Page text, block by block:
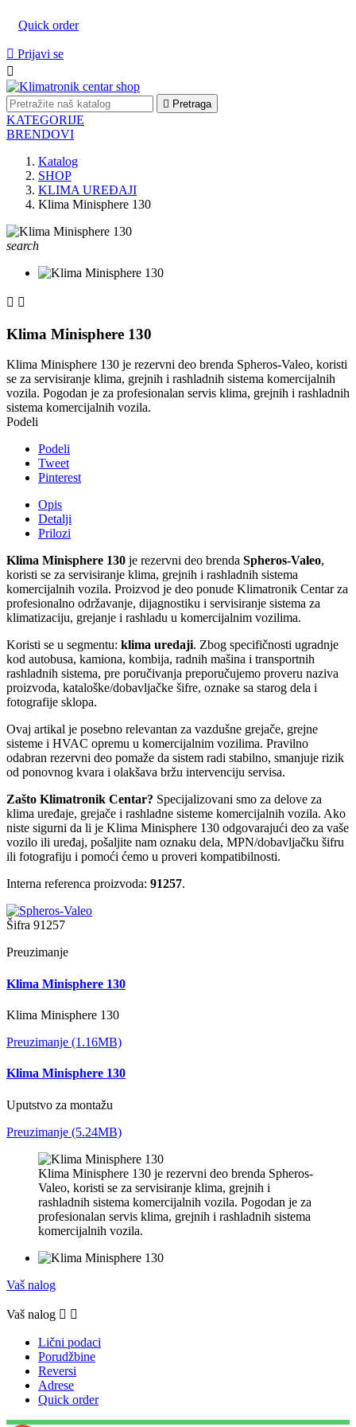
Quick order
 Prijavi se

 Pretraga
KATEGORIJE
BRENDOVI
Katalog
SHOP
KLIMA UREĐAJI
Klima Minisphere 130
search
 
Klima Minisphere 130
Klima Minisphere 130 je rezervni deo brenda Spheros-Valeo, koristi
se za servisiranje klima, grejnih i rashladnih sistema komercijalnih
vozila. Pogodan je za profesionalan servis klima, grejnih i rashladnih
sistema komercijalnih vozila.
Podeli
Podeli
Tweet
Pinterest
Opis
Detalji
Prilozi
Klima Minisphere 130 je rezervni deo brenda Spheros-Valeo,
koristi se za servisiranje klima, grejnih i rashladnih sistema
komercijalnih vozila. Proizvod je deo ponude Klimatronik Centar za
profesionalno održavanje, dijagnostiku i servisiranje sistema za
klimatizaciju, grejanje i rashladu u komercijalnim vozilima.
Koristi se u segmentu: klima uredaji. Zbog specifičnosti ugradnje
kod autobusa, kamiona, kombija, radnih mašina i transportnih
rashladnih sistema, pre poručivanja preporučujemo proveru naziva
proizvoda, kataloške/dobavljačke šifre, oznake sa starog dela i
fotografije sklopa.
Ovaj artikal je posebno relevantan za vazdušne grejače, grejne
sisteme i HVAC opremu u komercijalnim vozilima. Pravilno
odabran rezervni deo pomaže da sistem radi stabilno, smanjuje rizik
od ponovnog kvara i olakšava bržu intervenciju servisa.
Zašto Klimatronik Centar? Specijalizovani smo za delove za
klima uređaje, grejače i rashladne sisteme komercijalnih vozila. Ako
niste sigurni da li je Klima Minisphere 130 odgovarajući deo za vaše
vozilo ili uređaj, pošaljite nam oznaku dela, MPN/dobavljačku šifru
ili fotografiju i pomoći ćemo u proveri kompatibilnosti.
Interna referenca proizvoda: 91257.
Šifra 91257
Preuzimanje
Klima Minisphere 130
Klima Minisphere 130
Preuzimanje (1.16MB)
Klima Minisphere 130
Uputstvo za montažu
Preuzimanje (5.24MB)
Klima Minisphere 130 je rezervni deo brenda Spheros-
Valeo, koristi se za servisiranje klima, grejnih i
rashladnih sistema komercijalnih vozila. Pogodan je za
profesionalan servis klima, grejnih i rashladnih sistema
komercijalnih vozila.
Vaš nalog
Vaš nalog  
Lični podaci
Porudžbine
Reversi
Adrese
Quick order